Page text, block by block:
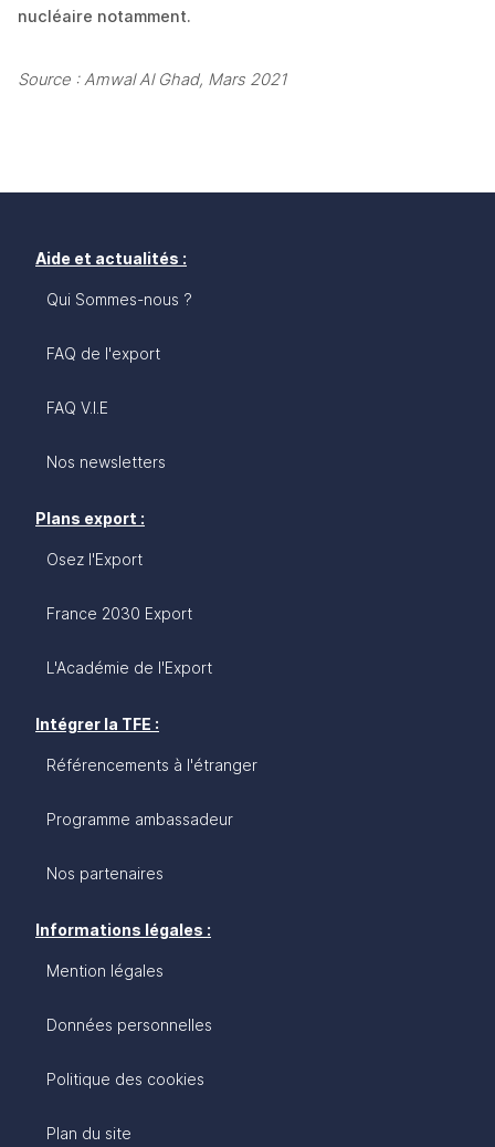
nucléaire notamment.
Source : Amwal Al Ghad, Mars 2021
Aide et actualités :
Qui Sommes-nous ?
FAQ de l'export
FAQ V.I.E
Nos newsletters
Plans export :
Osez l'Export
France 2030 Export
L'Académie de l'Export
Intégrer la TFE :
Référencements à l'étranger
Programme ambassadeur
Nos partenaires
Informations légales :
Mention légales
Données personnelles
Politique des cookies
Plan du site